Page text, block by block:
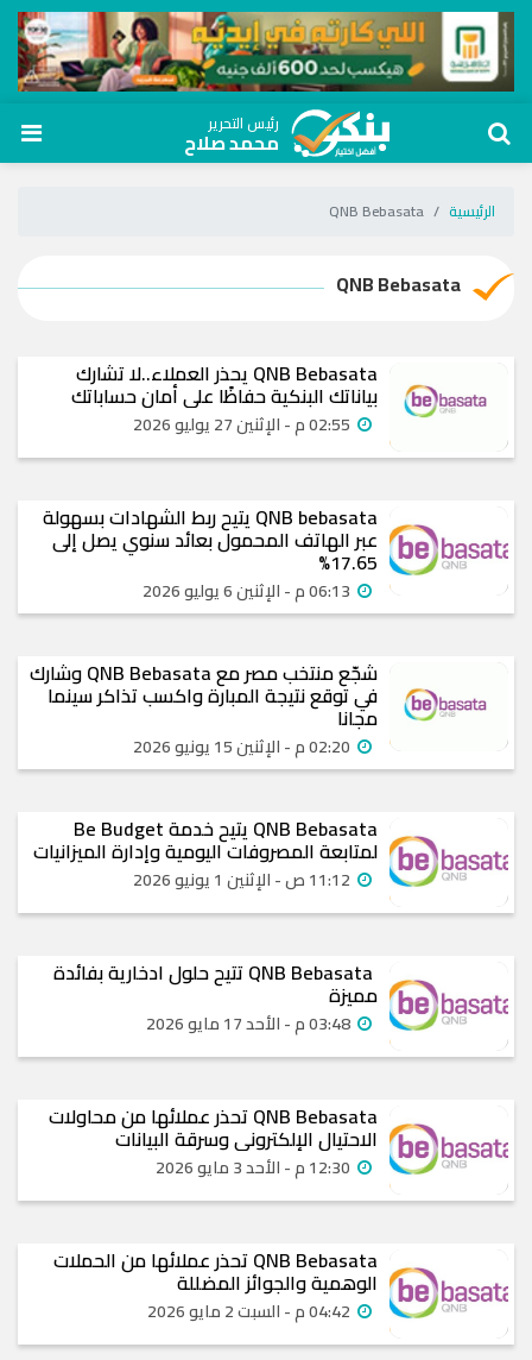
رئيس التحرير
محمد صلاح
الرئيسية QNB Bebasata
QNB Bebasata
QNB Bebasata يحذر العملاء..لا تشارك
بياناتك البنكية حفاظًا على أمان حساباتك
QNB bebasata يتيح ربط الشهادات بسهولة
عبر الهاتف المحمول بعائد سنوي يصل إلى
17.65%
شجّع منتخب مصر مع QNB Bebasata وشارك
في توقع نتيجة المبارة واكسب تذاكر سينما
مجانا
QNB Bebasata يتيح خدمة Be Budget
لمتابعة المصروفات اليومية وإدارة الميزانيات
QNB Bebasata تتيح حلول ادخارية بفائدة
مميزة
QNB Bebasata تحذر عملائها من محاولات
الاحتيال الإلكتروني وسرقة البيانات
QNB Bebasata تحذر عملائها من الحملات
الوهمية والجوائز المضللة